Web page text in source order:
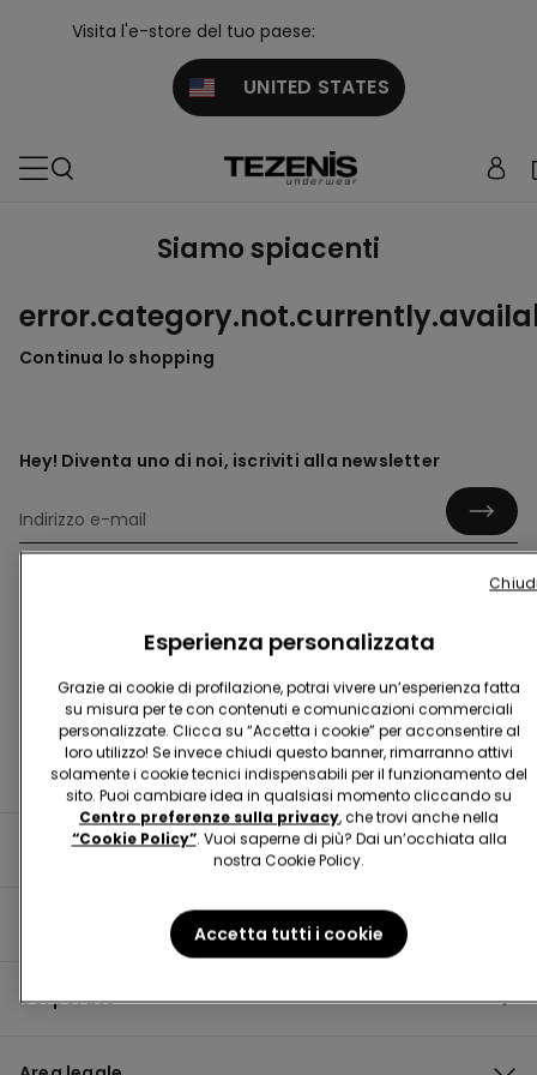
Visita l'e-store del tuo paese:
UNITED STATES
Siamo spiacenti
Continua lo shopping
Hey! Diventa uno di noi, iscriviti alla newsletter
Informazioni utili
Guida al prodotto
Corporate
Esperienza personalizzata
Grazie ai cookie di profilazione, potrai vivere un’esperienza fatta
su misura per te con contenuti e comunicazioni commerciali
personalizzate. Clicca su “Accetta i cookie” per acconsentire al
loro utilizzo! Se invece chiudi questo banner, rimarranno attivi
solamente i cookie tecnici indispensabili per il funzionamento del
sito. Puoi cambiare idea in qualsiasi momento cliccando su
Centro preferenze sulla privacy, che trovi anche nella
“Cookie Policy”. Vuoi saperne di più? Dai un’occhiata alla
nostra Cookie Policy.
Accetta tutti i cookie